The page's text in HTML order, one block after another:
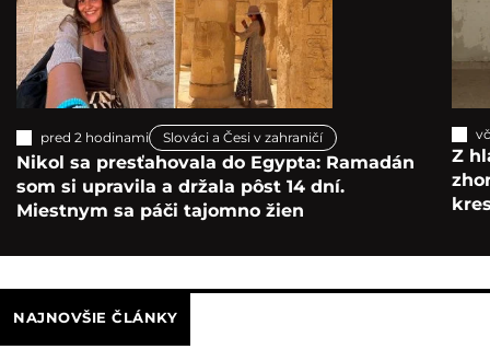
pred 2 hodinami Slováci a Česi v zahraničí
Nikol sa presťahovala do Egypta: Ramadán
som si upravila a držala pôst 14 dní.
Miestnym sa páči tajomno žien
Z
NAJNOVŠIE ČLÁNKY